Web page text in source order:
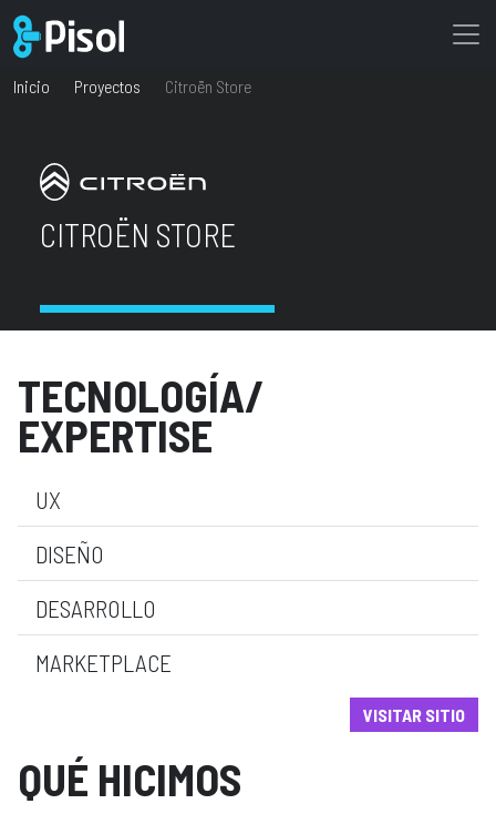
Inicio Proyectos Citroën Store
CITROËN STORE
TECNOLOGÍA/
EXPERTISE
UX
DISEÑO
DESARROLLO
MARKETPLACE
VISITAR SITIO
QUÉ HICIMOS